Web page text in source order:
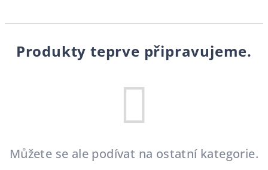
Produkty teprve připravujeme.
Můžete se ale podívat na ostatní kategorie.